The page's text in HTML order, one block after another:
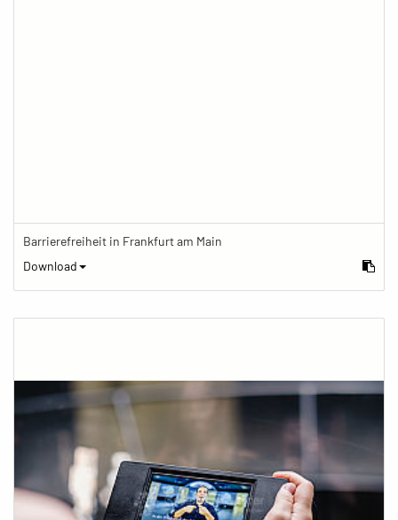
Barrierefreiheit in Frankfurt am Main
Download